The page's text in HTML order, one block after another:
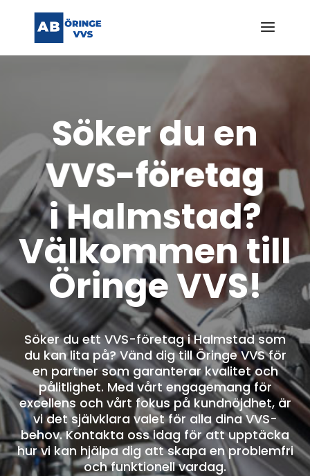
Söker du en
Rörmokare
i Halmstad?
Välkommen till
Öringe VVS!
Söker du ett VVS-företag i Halmstad som
du kan lita på? Vänd dig till Öringe VVS för
en partner som garanterar kvalitet och
pålitlighet. Med vårt engagemang för
excellens och vårt fokus på kundnöjdhet, är
vi det självklara valet för alla dina VVS-
behov. Kontakta oss idag för att upptäcka
hur vi kan hjälpa dig att skapa en problemfri
och funktionell vardag.